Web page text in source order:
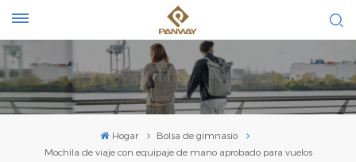
Hogar
Bolsa de gimnasio
Mochila de viaje con equipaje de mano aprobado para vuelos